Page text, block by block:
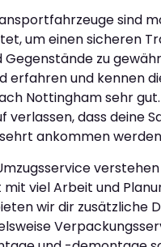
sind
um einen sicheren
Gegenstände zu
erfahren und kennen
Nottingham sehr
verlassen, dass deine
ankommen
mit viel Arbeit und
wir dir zusätzliche